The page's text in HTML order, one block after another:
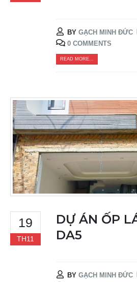
BY GẠCH MINH ĐỨC
0 COMMENTS
READ MORE...
19
TH11
DỰ ÁN ỐP
DA5
BY GẠCH MINH ĐỨC